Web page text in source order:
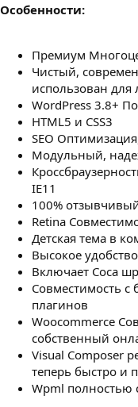
Особенности:
Премиум
Чистый,
использован для
WordPress 3.8+
HTML5 и CSS3
SEO
Модульный,
IE11
100%
Retina
Детская тема в
Высокое
Включает Соса
Совместимость
плагинов
Woocommerce
собственный
Visual Composer
теперь быстро и
Wpml полностью